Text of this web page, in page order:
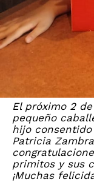
El próximo 2
pequeño
hijo
Patricia
primitos y sus
¡Muchas